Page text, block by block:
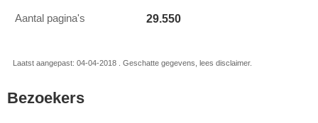
Aantal pagina's 29.550
Laatst aangepast: 04-04-2018 . Geschatte gegevens, lees disclaimer.
Bezoekers